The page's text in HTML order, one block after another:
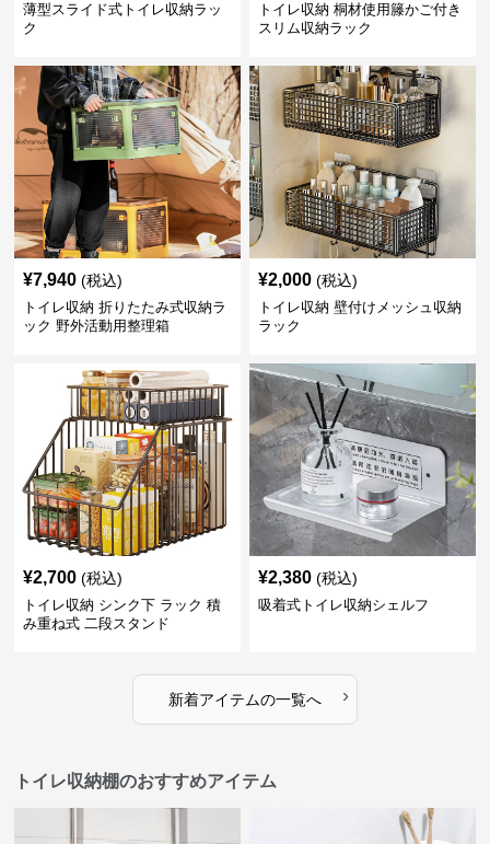
薄型スライド式トイレ収納ラッ
ク
トイレ収納 桐材使用籐かご付き
スリム収納ラック
¥7,940 (税込)
トイレ収納 折りたたみ式収納ラ
ック 野外活動用整理箱
¥2,000 (税込)
トイレ収納 壁付けメッシュ収納
ラック
¥2,700 (税込)
トイレ収納 シンク下 ラック 積
み重ね式 二段スタンド
¥2,380 (税込)
吸着式トイレ収納シェルフ
新着アイテムの一覧へ ›
トイレ収納棚のおすすめアイテム